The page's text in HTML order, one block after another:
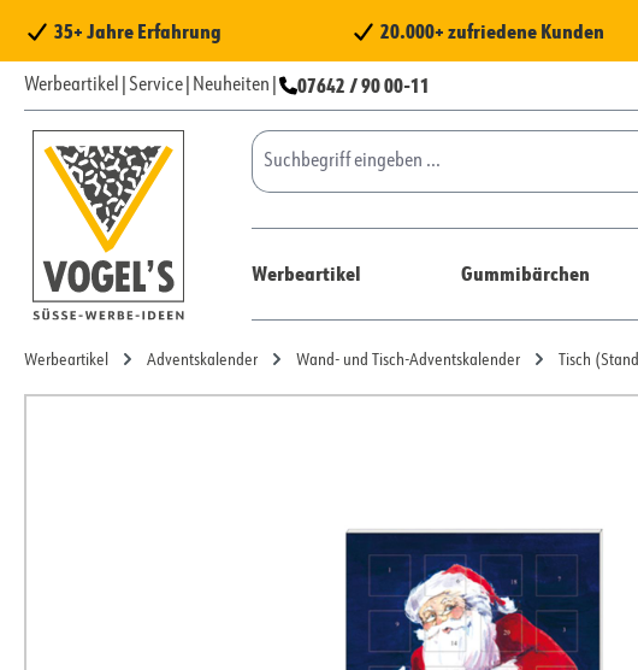
Hauptinhalt springen
Zur Suche springen
Zur Hauptnavigation springen
35+ Jahre Erfahrung 20.000+ zufriedene Kunden
Werbeartikel Service Neuheiten 07642 / 90 00-11
Werbeartikel Gummibärchen
Werbeartikel Adventskalender Wand- und Tisch-Adventskalender Tisch